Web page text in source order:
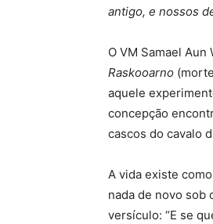
antigo, e nossos
O VM Samael Aun
Raskooarno
aquele
concepção
cascos do cavalo
A vida existe
nada de novo sob
versículo: “E se